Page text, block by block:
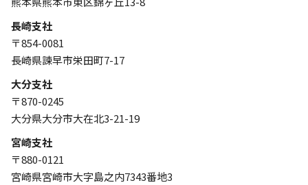
長崎支社
〒854-0081
長崎県諫早市栄田町7-17
大分支社
〒870-0245
大分県大分市大在北3-21-19
宮崎支社
〒880-0121
宮崎県宮崎市大字島之内7343番地3